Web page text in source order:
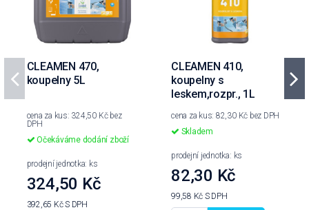
CLEAMEN 470,
koupelny 5L
cena za kus: 324,50 Kč bez
DPH
Očekáváme dodání zboží
prodejní jednotka: ks
324,50 Kč
392,65 KčS DPH
CLEAMEN 410,
koupelny s
leskem,rozpr., 1L
cena za kus: 82,30 Kč bez DPH
Skladem
prodejní jednotka: ks
82,30 Kč
99,58 Kč S DPH